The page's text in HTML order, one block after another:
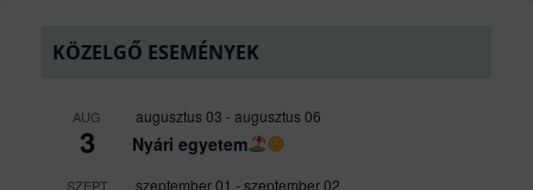
KÖZELGŐ ESEMÉNYEK
AUG
3
augusztus 03 -augusztus 06
Nyári egyetem
SZEPT szeptember 01 -szeptember 02